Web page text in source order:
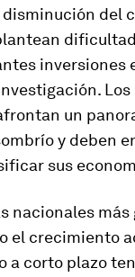
del
inversiones
un
y deben
sus
nacionales más
el crecimiento
a corto plazo